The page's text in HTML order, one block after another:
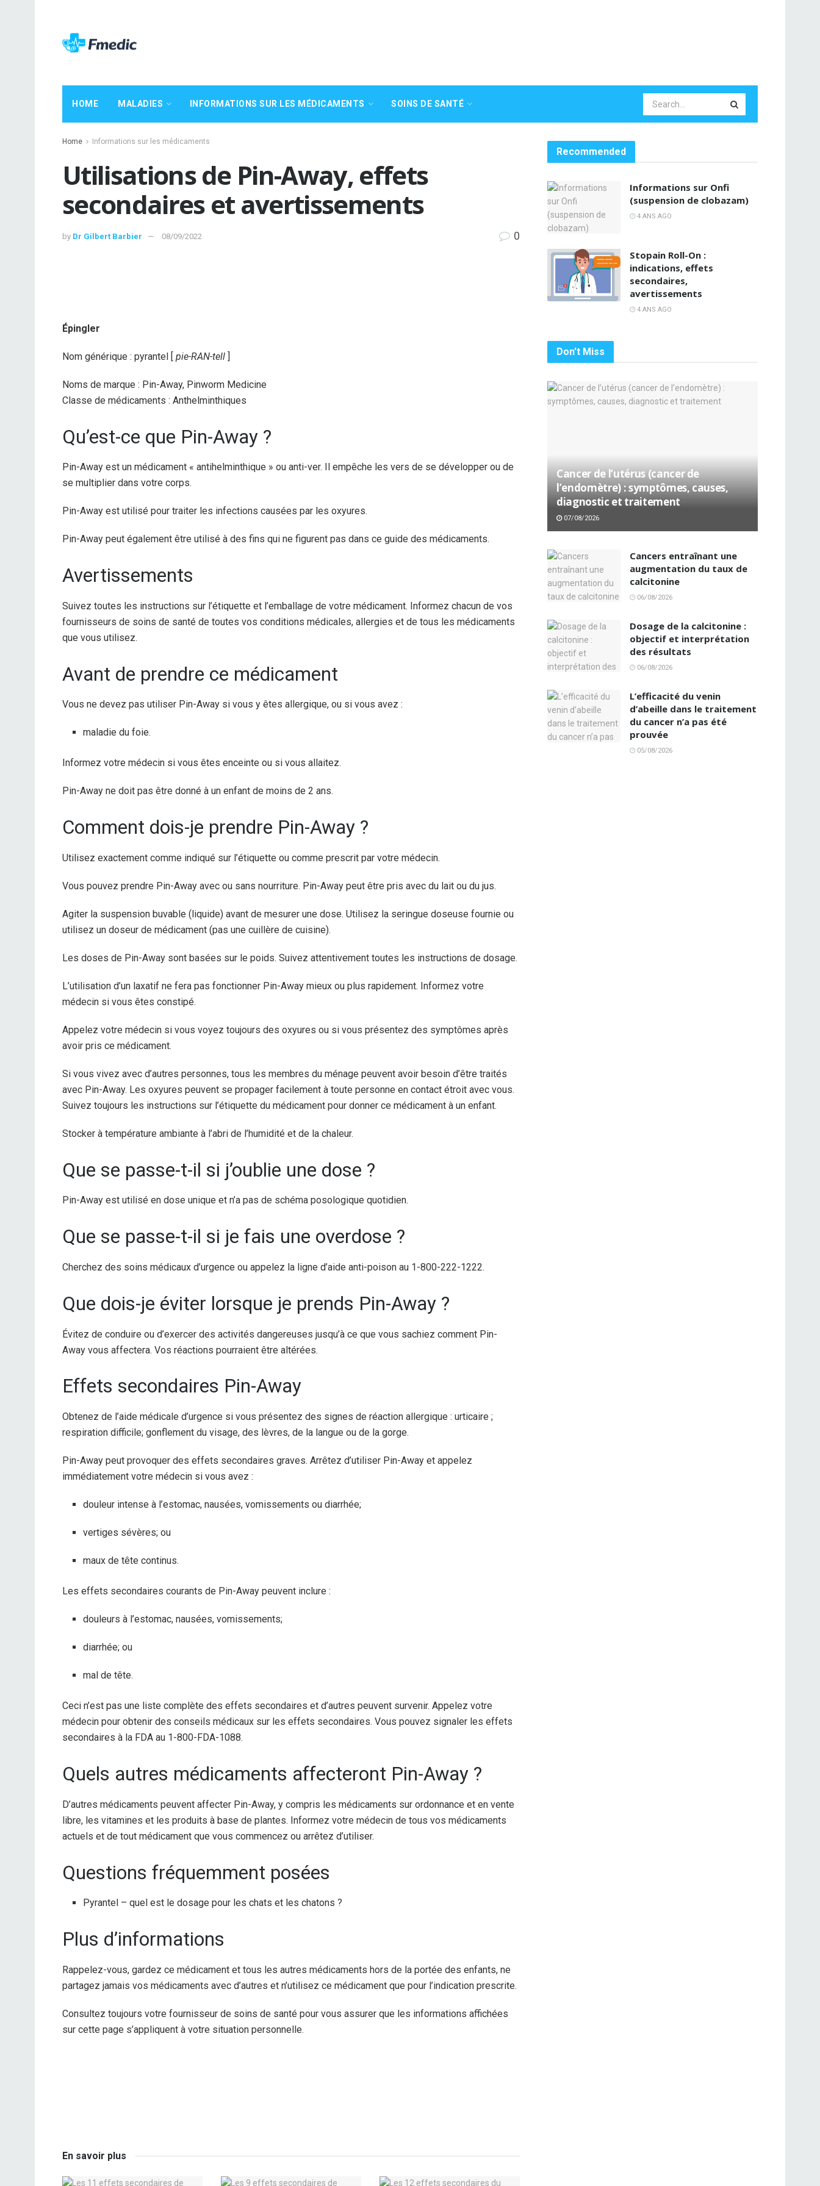
HOME MALADIES INFORMATIONS SUR LES MÉDICAMENTS SOINS DE SANTÉ
Home Informations sur les médicaments
Utilisations de Pin-Away, effets
secondaires et avertissements
by Dr Gilbert Barbier 08/09/2022 0
Épingler
Nom générique : pyrantel [ pie-RAN-tell ]
Noms de marque : Pin-Away, Pinworm Medicine
Classe de médicaments : Anthelminthiques
Qu’est-ce que Pin-Away ?
Pin-Away est un médicament « antihelminthique » ou anti-ver. Il empêche les vers de se développer ou de
se multiplier dans votre corps.
Pin-Away est utilisé pour traiter les infections causées par les oxyures.
Pin-Away peut également être utilisé à des fins qui ne figurent pas dans ce guide des médicaments.
Avertissements
Suivez toutes les instructions sur l’étiquette et l’emballage de votre médicament. Informez chacun de vos
fournisseurs de soins de santé de toutes vos conditions médicales, allergies et de tous les médicaments
que vous utilisez.
Avant de prendre ce médicament
Vous ne devez pas utiliser Pin-Away si vous y êtes allergique, ou si vous avez :
maladie du foie.
Informez votre médecin si vous êtes enceinte ou si vous allaitez.
Pin-Away ne doit pas être donné à un enfant de moins de 2 ans.
Comment dois-je prendre Pin-Away ?
Utilisez exactement comme indiqué sur l’étiquette ou comme prescrit par votre médecin.
Vous pouvez prendre Pin-Away avec ou sans nourriture. Pin-Away peut être pris avec du lait ou du jus.
Agiter la suspension buvable (liquide) avant de mesurer une dose. Utilisez la seringue doseuse fournie ou
utilisez un doseur de médicament (pas une cuillère de cuisine).
Les doses de Pin-Away sont basées sur le poids. Suivez attentivement toutes les instructions de dosage.
L’utilisation d’un laxatif ne fera pas fonctionner Pin-Away mieux ou plus rapidement. Informez votre
médecin si vous êtes constipé.
Appelez votre médecin si vous voyez toujours des oxyures ou si vous présentez des symptômes après
avoir pris ce médicament.
Si vous vivez avec d’autres personnes, tous les membres du ménage peuvent avoir besoin d’être traités
avec Pin-Away. Les oxyures peuvent se propager facilement à toute personne en contact étroit avec vous.
Suivez toujours les instructions sur l’étiquette du médicament pour donner ce médicament à un enfant.
Stocker à température ambiante à l’abri de l’humidité et de la chaleur.
Que se passe-t-il si j’oublie une dose ?
Pin-Away est utilisé en dose unique et n’a pas de schéma posologique quotidien.
Que se passe-t-il si je fais une overdose ?
Cherchez des soins médicaux d’urgence ou appelez la ligne d’aide anti-poison au 1-800-222-1222.
Que dois-je éviter lorsque je prends Pin-Away ?
Évitez de conduire ou d’exercer des activités dangereuses jusqu’à ce que vous sachiez comment Pin-
Away vous affectera. Vos réactions pourraient être altérées.
Effets secondaires Pin-Away
Obtenez de l’aide médicale d’urgence si vous présentez des signes de réaction allergique : urticaire ;
respiration difficile; gonflement du visage, des lèvres, de la langue ou de la gorge.
Pin-Away peut provoquer des effets secondaires graves. Arrêtez d’utiliser Pin-Away et appelez
immédiatement votre médecin si vous avez :
douleur intense à l’estomac, nausées, vomissements ou diarrhée;
vertiges sévères; ou
maux de tête continus.
Les effets secondaires courants de Pin-Away peuvent inclure :
douleurs à l’estomac, nausées, vomissements;
diarrhée; ou
mal de tête.
Ceci n’est pas une liste complète des effets secondaires et d’autres peuvent survenir. Appelez votre
médecin pour obtenir des conseils médicaux sur les effets secondaires. Vous pouvez signaler les effets
secondaires à la FDA au 1-800-FDA-1088.
Quels autres médicaments affecteront Pin-Away ?
D’autres médicaments peuvent affecter Pin-Away, y compris les médicaments sur ordonnance et en vente
libre, les vitamines et les produits à base de plantes. Informez votre médecin de tous vos médicaments
actuels et de tout médicament que vous commencez ou arrêtez d’utiliser.
Questions fréquemment posées
Pyrantel – quel est le dosage pour les chats et les chatons ?
Plus d’informations
Rappelez-vous, gardez ce médicament et tous les autres médicaments hors de la portée des enfants, ne
partagez jamais vos médicaments avec d’autres et n’utilisez ce médicament que pour l’indication prescrite.
Consultez toujours votre fournisseur de soins de santé pour vous assurer que les informations affichées
sur cette page s’appliquent à votre situation personnelle.
En savoir plus
Recommended
Informations sur Onfi
(suspension de clobazam)
4 ANS AGO
Stopain Roll-On :
indications, effets
secondaires,
avertissements
4 ANS AGO
Don't Miss
Cancer de l’utérus (cancer de
l’endomètre) : symptômes, causes,
diagnostic et traitement
07/08/2026
Cancers entraînant une
augmentation du taux de
calcitonine
06/08/2026
Dosage de la calcitonine :
objectif et interprétation
des résultats
06/08/2026
L’efficacité du venin
d’abeille dans le traitement
du cancer n’a pas été
prouvée
05/08/2026